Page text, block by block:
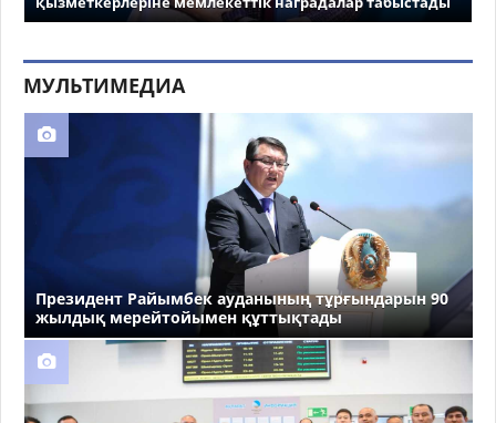
МУЛЬТИМЕДИА
Президент Райымбек ауданының тұрғындарын 90
жылдық мерейтойымен құттықтады